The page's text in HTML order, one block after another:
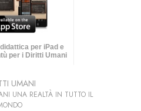
per iPad e
per i Diritti Umani
UMANI
UNA REALTÀ IN TUTTO IL